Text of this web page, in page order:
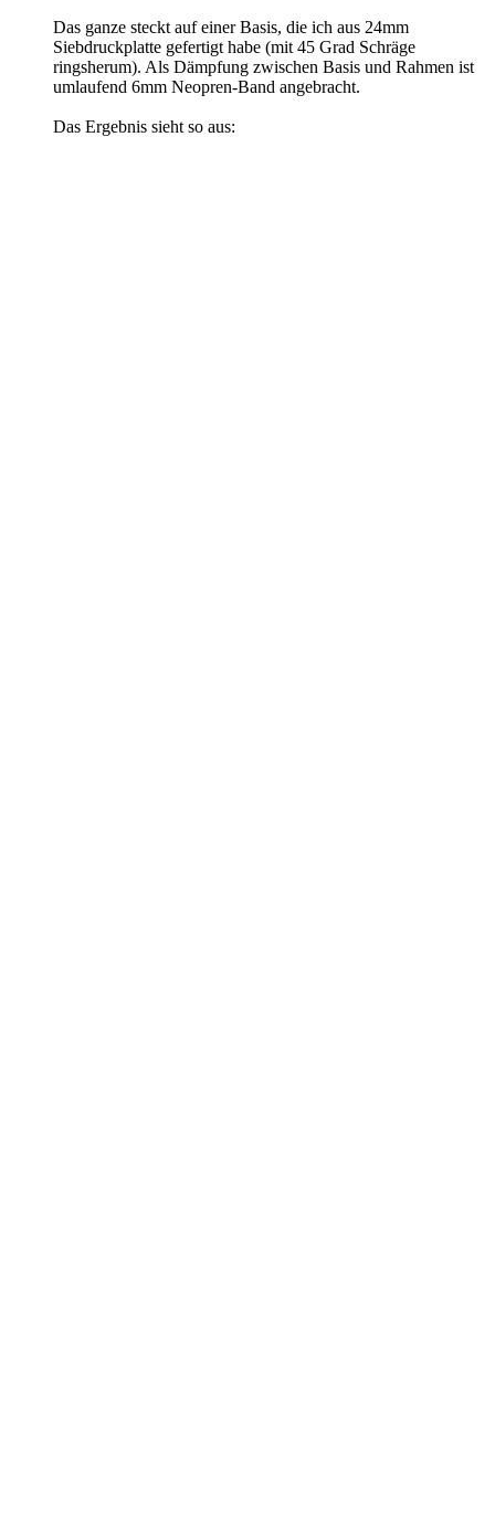
Das ganze steckt auf einer Basis, die ich aus 24mm
Siebdruckplatte gefertigt habe (mit 45 Grad Schräge
ringsherum). Als Dämpfung zwischen Basis und Rahmen ist
umlaufend 6mm Neopren-Band angebracht.
Das Ergebnis sieht so aus: